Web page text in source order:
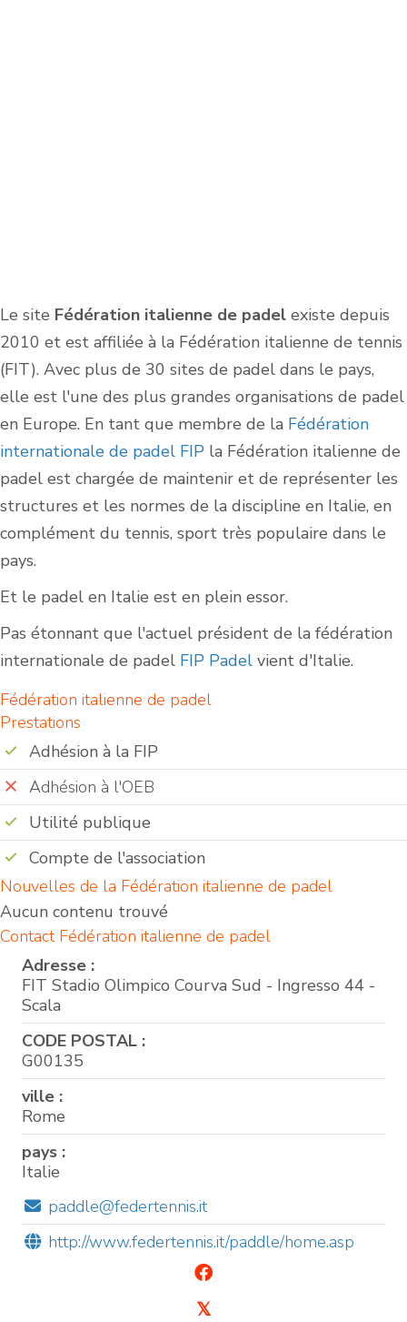
Le site Fédération italienne de padel existe depuis
2010 et est affiliée à la Fédération italienne de tennis
(FIT). Avec plus de 30 sites de padel dans le pays,
elle est l'une des plus grandes organisations de padel
en Europe. En tant que membre de la Fédération
internationale de padel FIP la Fédération italienne de
padel est chargée de maintenir et de représenter les
structures et les normes de la discipline en Italie, en
complément du tennis, sport très populaire dans le
pays.
Et le padel en Italie est en plein essor.
Pas étonnant que l'actuel président de la fédération
internationale de padel FIP Padel vient d'Italie.
Fédération italienne de padel
Prestations
Adhésion à la FIP
Adhésion à l'OEB
Utilité publique
Compte de l'association
Nouvelles de la Fédération italienne de padel
Aucun contenu trouvé
Contact Fédération italienne de padel
Adresse :
FIT Stadio Olimpico Courva Sud - Ingresso 44 -
Scala
CODE POSTAL :
G00135
ville :
Rome
pays :
Italie
paddle@federtennis.it
http://www.federtennis.it/paddle/home.asp
𝕏